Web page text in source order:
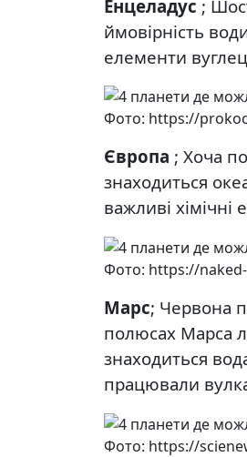
Енцеладус ;
ймовірність
елементи
Фото: https://
Європа ; Хоча
знаходиться
важливі хімічні
Фото: https://
Марс; Червона
полюсах Марса
знаходиться
працювали
Фото: https://